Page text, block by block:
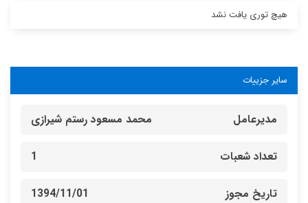
هیچ توری یافت نشد
سایر جزییات
مدیرعامل محمد مسعود رستم شیرازی
تعداد شعبات 1
تاریخ مجوز 1394/11/01